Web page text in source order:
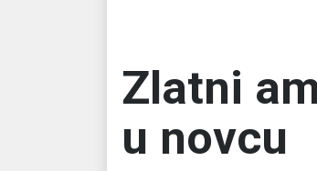
Zlatni
u novcu